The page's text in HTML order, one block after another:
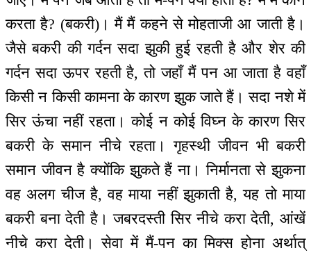
करता है? (बकरी)। मैं मैं कहने से मोहताजी आ जाती है।
जैसे बकरी की गर्दन सदा झुकी हुई रहती है और शेर की
गर्दन सदा ऊपर रहती है, तो जहाँ मैं पन आ जाता है वहाँ
किसी न किसी कामना के कारण झुक जाते हैं। सदा नशे में
सिर ऊंचा नहीं रहता। कोई न कोई विघ्न के कारण सिर
बकरी के समान नीचे रहता। गृहस्थी जीवन भी बकरी
समान जीवन है क्योंकि झुकते हैं ना। निर्मानता से झुकना
वह अलग चीज है, वह माया नहीं झुकाती है, यह तो माया
बकरी बना देती है। जबरदस्ती सिर नीचे करा देती, आंखें
नीचे करा देती। सेवा में मैं-पन का मिक्स होना अर्थात्